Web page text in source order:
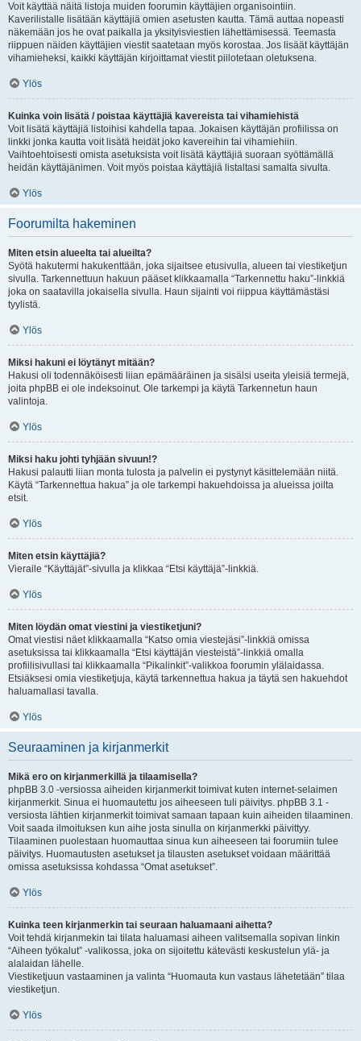
Voit käyttää näitä listoja muiden foorumin käyttäjien organisointiin.
Kaverilistalle lisätään käyttäjiä omien asetusten kautta. Tämä auttaa nopeasti
näkemään jos he ovat paikalla ja yksityisviestien lähettämisessä. Teemasta
riippuen näiden käyttäjien viestit saatetaan myös korostaa. Jos lisäät käyttäjän
vihamieheksi, kaikki käyttäjän kirjoittamat viestit piilotetaan oletuksena.
Ylös
Kuinka voin lisätä / poistaa käyttäjiä kavereista tai vihamiehistä
Voit lisätä käyttäjiä listoihisi kahdella tapaa. Jokaisen käyttäjän profiilissa on
linkki jonka kautta voit lisätä heidät joko kavereihin tai vihamiehiin.
Vaihtoehtoisesti omista asetuksista voit lisätä käyttäjiä suoraan syöttämällä
heidän käyttäjänimen. Voit myös poistaa käyttäjiä listaltasi samalta sivulta.
Ylös
Foorumilta hakeminen
Miten etsin alueelta tai alueilta?
Syötä hakutermi hakukenttään, joka sijaitsee etusivulla, alueen tai viestiketjun
sivulla. Tarkennettuun hakuun pääset klikkaamalla “Tarkennettu haku”-linkkiä
joka on saatavilla jokaisella sivulla. Haun sijainti voi riippua käyttämästäsi
tyylistä.
Ylös
Miksi hakuni ei löytänyt mitään?
Hakusi oli todennäköisesti liian epämääräinen ja sisälsi useita yleisiä termejä,
joita phpBB ei ole indeksoinut. Ole tarkempi ja käytä Tarkennetun haun
valintoja.
Ylös
Miksi haku johti tyhjään sivuun!?
Hakusi palautti liian monta tulosta ja palvelin ei pystynyt käsittelemään niitä.
Käytä “Tarkennettua hakua” ja ole tarkempi hakuehdoissa ja alueissa joilta
etsit.
Ylös
Miten etsin käyttäjiä?
Vieraile “Käyttäjät”-sivulla ja klikkaa “Etsi käyttäjä”-linkkiä.
Ylös
Miten löydän omat viestini ja viestiketjuni?
Omat viestisi näet klikkaamalla “Katso omia viestejäsi”-linkkiä omissa
asetuksissa tai klikkaamalla “Etsi käyttäjän viesteistä”-linkkiä omalla
profiilisivullasi tai klikkaamalla “Pikalinkit”-valikkoa foorumin ylälaidassa.
Etsiäksesi omia viestiketjuja, käytä tarkennettua hakua ja täytä sen hakuehdot
haluamallasi tavalla.
Ylös
Seuraaminen ja kirjanmerkit
Mikä ero on kirjanmerkillä ja tilaamisella?
phpBB 3.0 -versiossa aiheiden kirjanmerkit toimivat kuten internet-selaimen
kirjanmerkit. Sinua ei huomautettu jos aiheeseen tuli päivitys. phpBB 3.1 -
versiosta lähtien kirjanmerkit toimivat samaan tapaan kuin aiheiden tilaaminen.
Voit saada ilmoituksen kun aihe josta sinulla on kirjanmerkki päivittyy.
Tilaaminen puolestaan huomauttaa sinua kun aiheeseen tai foorumiin tulee
päivitys. Huomautusten asetukset ja tilausten asetukset voidaan määrittää
omissa asetuksissa kohdassa “Omat asetukset”.
Ylös
Kuinka teen kirjanmerkin tai seuraan haluamaani aihetta?
Voit tehdä kirjanmekin tai tilata haluamasi aiheen valitsemalla sopivan linkin
“Aiheen työkalut” -valikossa, joka on sijoitettu kätevästi keskustelun ylä- ja
alalaidan lähelle.
Viestiketjuun vastaaminen ja valinta “Huomauta kun vastaus lähetetään” tilaa
viestiketjun.
Ylös